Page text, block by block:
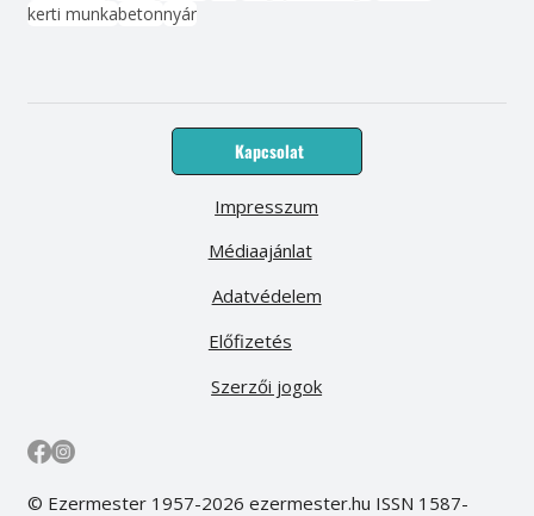
kerti munkabetonnyár
Kapcsolat
Médiaajánlat
Előfizetés
Impresszum
Adatvédelem
Szerzői jogok
© Ezermester 1957-2026 ezermester.hu ISSN 1587-